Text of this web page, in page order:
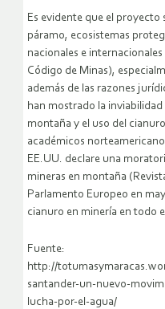
Es evidente que el
páramo, ecosistemas
nacionales e
Código de Minas),
además de las razones
han mostrado la
montaña y el uso del
académicos
EE.UU. declare una
mineras en montaña
Parlamento Europeo en
cianuro en minería en todo
Fuente:
http://
santander-un-nuevo-
lucha-por-el-agua/